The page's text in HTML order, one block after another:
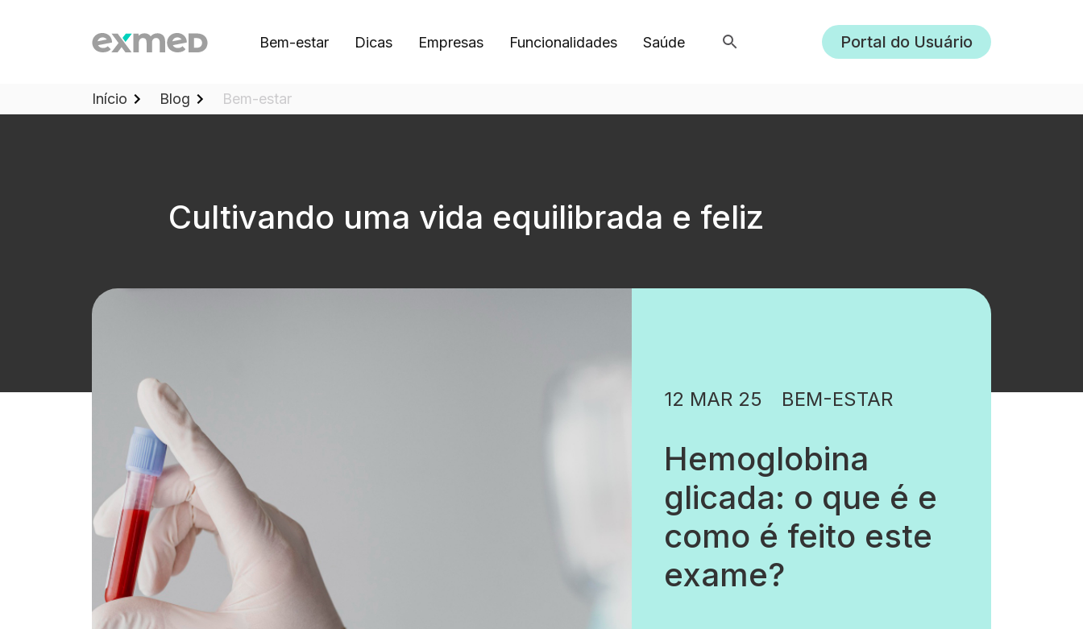
Bem-estar Dicas Empresas Funcionalidades Saúde Portal do Usuário
Início Blog Bem-estar
Cultivando uma vida equilibrada e feliz
12 MAR 25 BEM-ESTAR
Hemoglobina
glicada: o que é e
como é feito este
exame?